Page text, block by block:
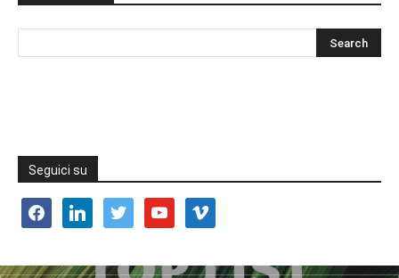
Seguici su
facebooklinkedin twitter youtube vimeo